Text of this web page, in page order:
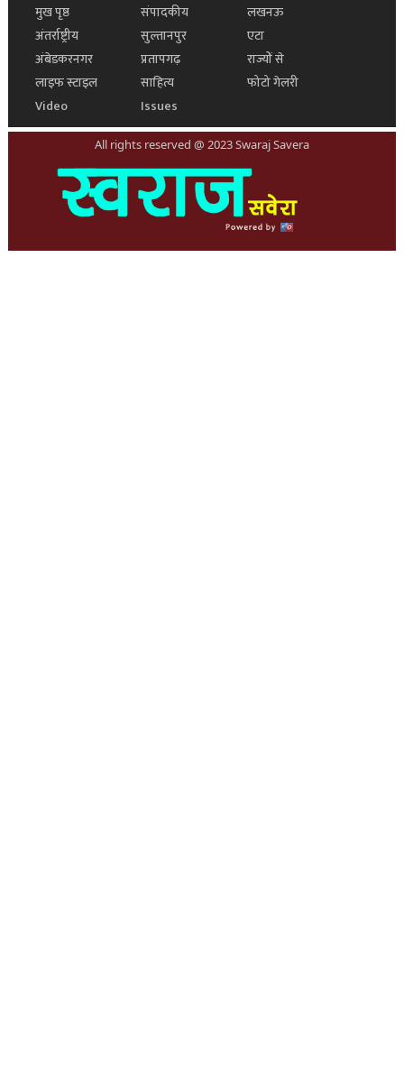
मुख पृष्ठ संपादकीय
लखनऊ
अंतर्राष्ट्रीय
सुल्तानपुर
एटा
अंबेडकरनगर
प्रतापगढ़
राज्यों से
लाइफ स्टाइल
साहित्य
फोटो गेलरी
Video
Issues
All rights reserved @ 2023 Swaraj Savera